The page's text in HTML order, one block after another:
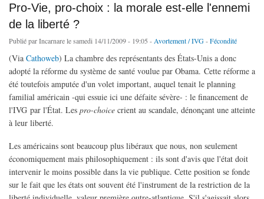
Pro-Vie, pro-choix : la morale est-elle l'ennemi
de la liberté ?
Publié parIncarnarele samedi 14/11/2009 - 19:05 - Avortement / IVG-Fécondité
(Via Cathoweb) La chambre des représentants des États-Unis a donc
adopté la réforme du système de santé voulue par Obama. Cette réforme a
été toutefois amputée d'un volet important, auquel tenait le planning
familial américain -qui essuie ici une défaite sévère- : le financement de
l'IVG par l'État. Les pro-choice crient au scandale, dénonçant une atteinte
à leur liberté.
Les américains sont beaucoup plus libéraux que nous, non seulement
économiquement mais philosophiquement : ils sont d'avis que l'état doit
intervenir le moins possible dans la vie publique. Cette position se fonde
sur le fait que les états ont souvent été l'instrument de la restriction de la